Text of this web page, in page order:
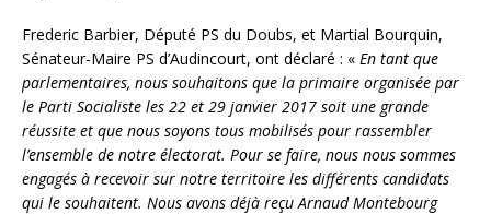
Frederic Barbier, Député PS du Doubs, et Martial Bourquin,
Sénateur-Maire PS d’Audincourt, ont déclaré : « En tant que
parlementaires, nous souhaitons que la primaire organisée par
le Parti Socialiste les 22 et 29 janvier 2017 soit une grande
réussite et que nous soyons tous mobilisés pour rassembler
l’ensemble de notre électorat. Pour se faire, nous nous sommes
engagés à recevoir sur notre territoire les différents candidats
qui le souhaitent. Nous avons déjà reçu Arnaud Montebourg